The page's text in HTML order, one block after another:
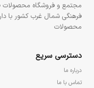
مجتمع و فروشگاه محصولات
فرهنگی شمال غرب کشور با
محصولات
دسترسی سریع
درباره ما
تماس با ما